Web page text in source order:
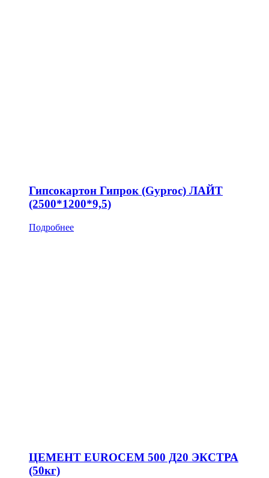
Гипсокартон Гипрок (Gyproc) ЛАЙТ
(2500*1200*9,5)
Подробнее
ЦЕМЕНТ EUROCEM 500 Д20 ЭКСТРА
(50кг)